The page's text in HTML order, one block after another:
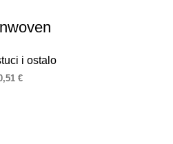
i ostalo
€